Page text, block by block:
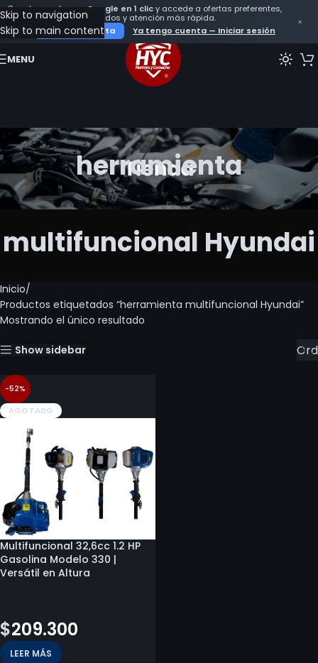
Crea tu cuenta con Google en 1 clicy accede a ofertas preferentes,
seguimiento de tus pedidos y atención más rápida.
Crear mi cuenta
Ya tengo cuenta — Iniciar sesión
×
Skip to navigation
Skip to main content
MENU
herramienta
multifuncional Hyundai
Inicio
Productos etiquetados “herramienta multifuncional Hyundai”
Mostrando el único resultado
Show sidebar
-52%
AGOTADO
Multifuncional 32,6cc 1.2 HP
Gasolina Modelo 330 |
Versátil en Altura
$209.300
LEER MÁS